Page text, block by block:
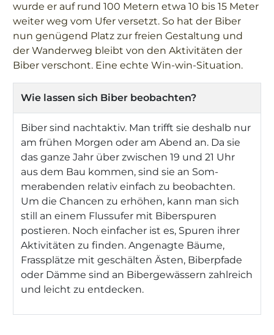
wurde er auf rund 100 Metern etwa 10 bis 15 Meter
weiter weg vom Ufer versetzt. So hat der Biber
nun genügend Platz zur freien Gestaltung und
der Wanderweg bleibt von den Aktivitäten der
Biber verschont. Eine echte Win-win-Situation.
Wie lassen sich Biber beobachten?
Biber sind nachtaktiv. Man trifft sie deshalb nur
am frühen Morgen oder am Abend an. Da sie
das ganze Jahr über zwischen 19 und 21 Uhr
aus dem Bau kommen, sind sie an Som-
merabenden relativ einfach zu beobachten.
Um die Chancen zu erhöhen, kann man sich
still an einem Flussufer mit Biberspuren
postieren. Noch einfacher ist es, Spuren ihrer
Aktivitäten zu finden. Angenagte Bäume,
Frassplätze mit geschälten Ästen, Biberpfade
oder Dämme sind an Bibergewässern zahlreich
und leicht zu entdecken.